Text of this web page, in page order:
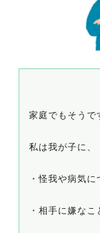
家庭でもそうで
私は我が子に、
・怪我や病気に
・相手に嫌な